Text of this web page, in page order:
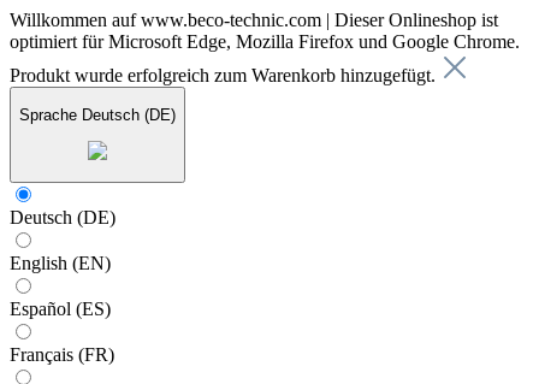
Willkommen auf www.beco-technic.com | Dieser Onlineshop ist
optimiert für Microsoft Edge, Mozilla Firefox und Google Chrome.
Produkt wurde erfolgreich zum Warenkorb hinzugefügt.
Sprache Deutsch (DE)
Deutsch (DE)
English (EN)
Español (ES)
Français (FR)